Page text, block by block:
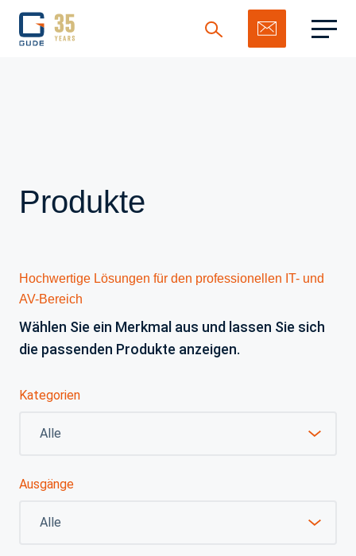
Produkte
Hochwertige Lösungen für den professionellen IT- und
AV-Bereich
Wählen Sie ein Merkmal aus und lassen Sie sich
die passenden Produkte anzeigen.
Kategorien
Ausgänge